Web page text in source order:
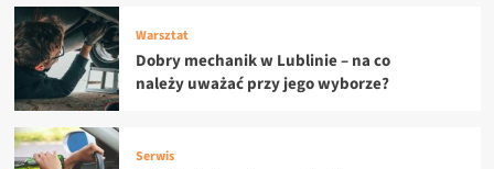
Warsztat
Dobry mechanik w Lublinie – na co
należy uważać przy jego wyborze?
Serwis